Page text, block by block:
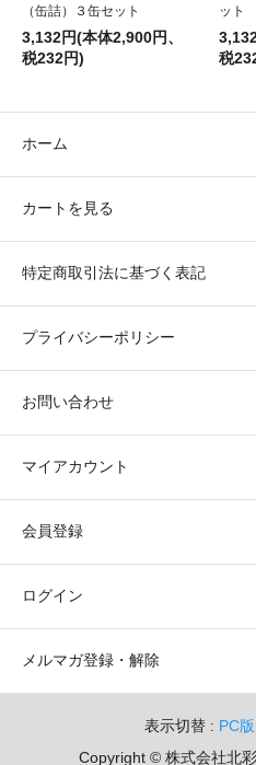
（缶詰）３缶セット
3,132円(本体2,900円、
税232円)
ット
税
ホーム
カートを見る
特定商取引法に基づく表記
プライバシーポリシー
お問い合わせ
マイアカウント
会員登録
ログイン
メルマガ登録・解除
表示切替 : PC
Copyright © 株式会社北